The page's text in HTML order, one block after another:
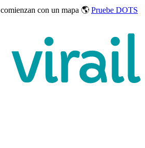
comienzan con un mapa 🌎 Pruebe DOTS